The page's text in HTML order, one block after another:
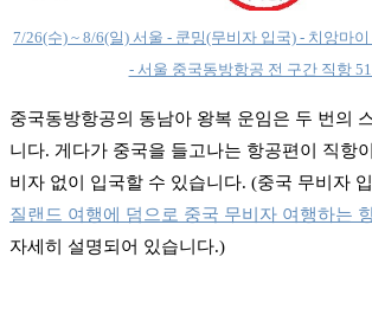
7/26(수) ~ 8/6(일) 서울 - 쿤밍(무비자 입국) - 치앙마
- 서울 중국동방항공 전 구간 직항
중국동방항공의 동남아 왕복 운임은 두 번의
니다. 게다가 중국을 들고나는 항공편이 직항
비자 없이 입국할 수 있습니다. (중국 무비자
질랜드 여행에 덤으로 중국 무비자 여행하는
자세히 설명되어 있습니다.)